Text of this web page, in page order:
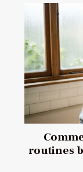
routines